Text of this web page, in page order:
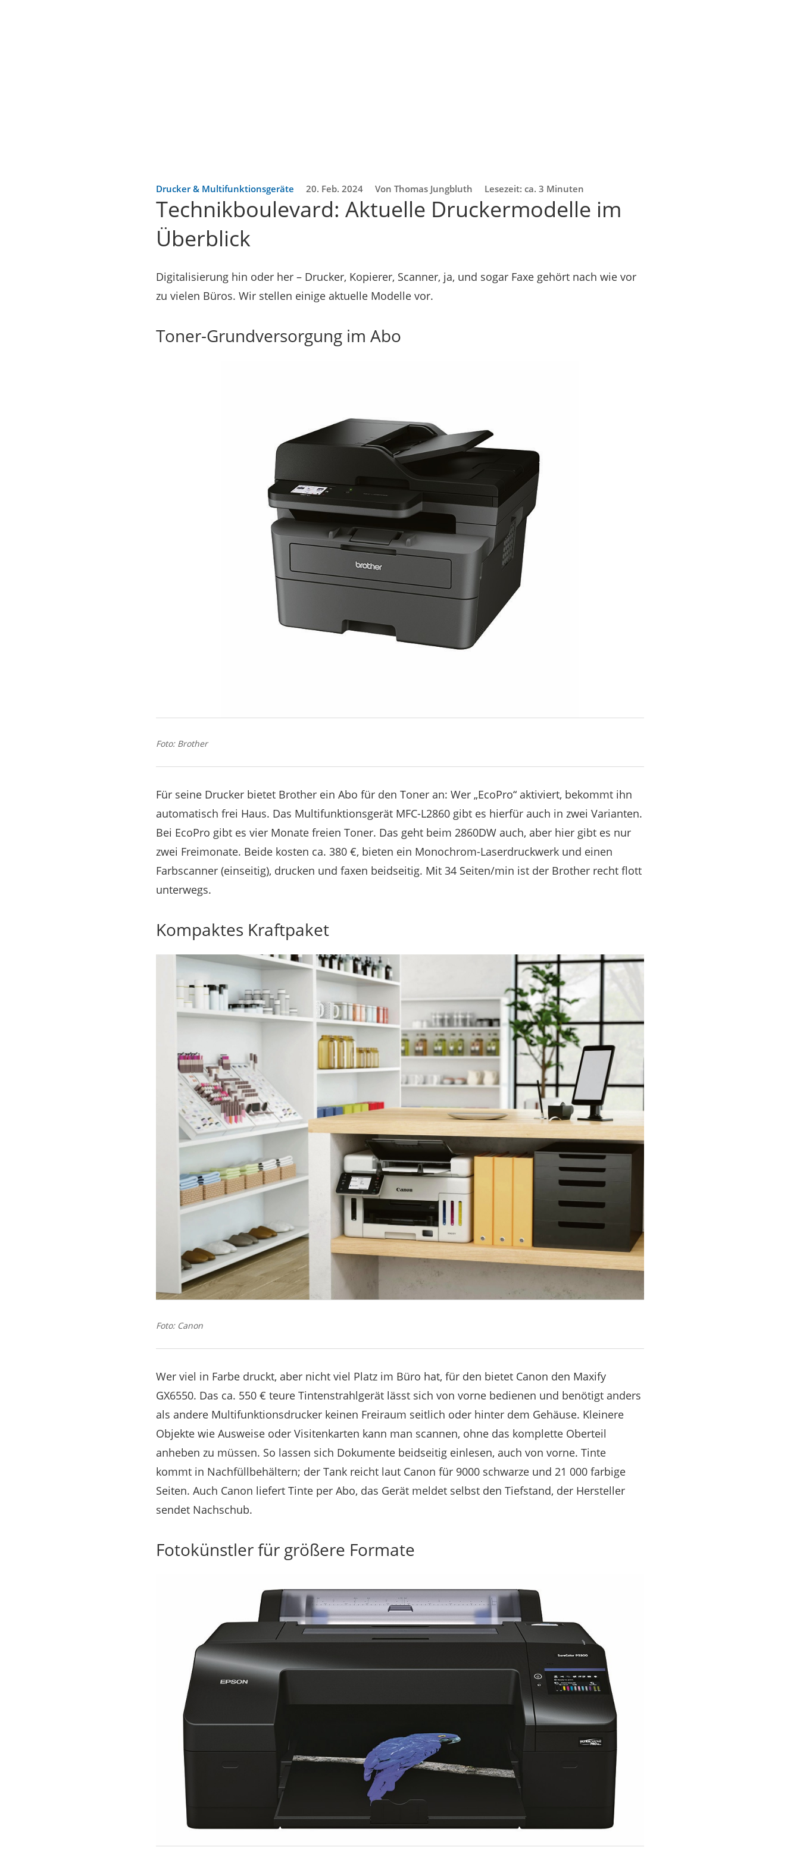
Drucker & Multifunktionsgeräte 20. Feb. 2024 Von Thomas Jungbluth Lesezeit: ca. 3 Minuten
Technikboulevard: Aktuelle Druckermodelle im
Überblick
Digitalisierung hin oder her – Drucker, Kopierer, Scanner, ja, und sogar Faxe gehört nach wie vor
zu vielen Büros. Wir stellen einige aktuelle Modelle vor.
Toner-Grundversorgung im Abo
Foto: Brother
Für seine Drucker bietet Brother ein Abo für den Toner an: Wer „EcoPro“ aktiviert, bekommt ihn
automatisch frei Haus. Das Multifunktionsgerät MFC-L2860 gibt es hierfür auch in zwei Varianten.
Bei EcoPro gibt es vier Monate freien Toner. Das geht beim 2860DW auch, aber hier gibt es nur
zwei Freimonate. Beide kosten ca. 380 €, bieten ein Monochrom-Laserdruckwerk und einen
Farbscanner (einseitig), drucken und faxen beidseitig. Mit 34 Seiten/min ist der Brother recht flott
unterwegs.
Kompaktes Kraftpaket
Foto: Canon
Wer viel in Farbe druckt, aber nicht viel Platz im Büro hat, für den bietet Canon den Maxify
GX6550. Das ca. 550 € teure Tintenstrahlgerät lässt sich von vorne bedienen und benötigt anders
als andere Multifunktionsdrucker keinen Freiraum seitlich oder hinter dem Gehäuse. Kleinere
Objekte wie Ausweise oder Visitenkarten kann man scannen, ohne das komplette Oberteil
anheben zu müssen. So lassen sich Dokumente beidseitig einlesen, auch von vorne. Tinte
kommt in Nachfüllbehältern; der Tank reicht laut Canon für 9000 schwarze und 21 000 farbige
Seiten. Auch Canon liefert Tinte per Abo, das Gerät meldet selbst den Tiefstand, der Hersteller
sendet Nachschub.
Fotokünstler für größere Formate